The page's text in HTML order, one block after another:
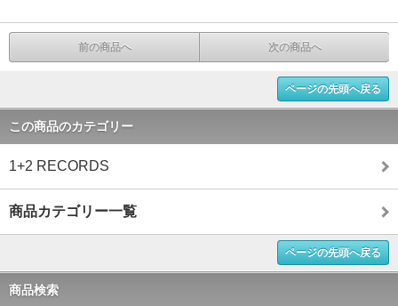
前の商品へ 次の商品へ
ページの先頭へ戻る
この商品のカテゴリー
1+2 RECORDS
商品カテゴリー一覧
ページの先頭へ戻る
商品検索